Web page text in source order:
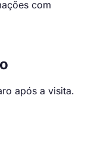
com
após a visita.